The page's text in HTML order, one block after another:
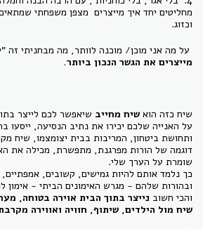
מחליטים יחד איך מייצרים מצפן משפחתי שמתאים
וכזוג.
על מה אני מוכן/ מוכנה לוותר, מה מבחניתי זה
מייצרים את הגשר הנכון ביותר.
שיח כזה הוא שיח מחייב שיאפשר לכם לייצר
על האנייה שלכם יכירו את נתיב הנסיעה,
ותחושת ביטחון, המריבות בבית יצומצמו, שיח
דוגמה של הורות מפרגנת, מתפשרת, מכילה את
שומרת על הערך שלי.
כך נלמד אותם להיות גמישים, קשובים, אמפתיים,
ובהורות שלהם - מגרש האימונים הביתי - אימון
והכי חשוב נייצר בתוך הבית אוירה בטוחה,
שיח מול הילדים, שיתוף, חוויה ואווירה